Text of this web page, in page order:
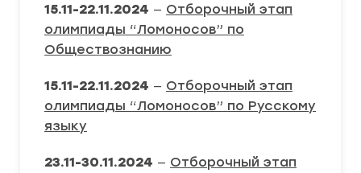
15.11-22.11.2024 — Отборочный этап
олимпиады “Ломоносов” по
Обществознанию
15.11-22.11.2024 — Отборочный этап
олимпиады “Ломоносов” по Русскому
языку
23.11-30.11.2024 — Отборочный этап